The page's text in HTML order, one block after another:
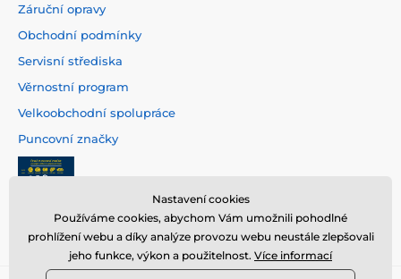
Záruční opravy
Obchodní podmínky
Servisní střediska
Věrnostní program
Velkoobchodní spolupráce
Puncovní značky
Nastavení cookies
Používáme cookies, abychom Vám umožnili pohodlné
prohlížení webu a díky analýze provozu webu neustále zlepšovali
jeho funkce, výkon a použitelnost. Více informací